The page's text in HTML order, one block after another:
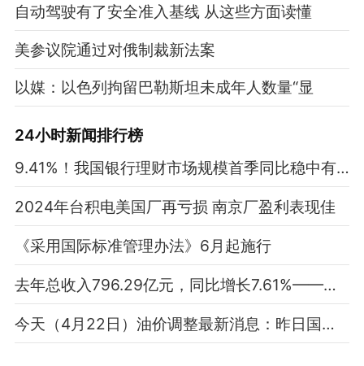
自动驾驶有了安全准入基线 从这些方面读懂
美参议院通过对俄制裁新法案
以媒：以色列拘留巴勒斯坦未成年人数量“显
24小时新闻排行榜
9.41%！我国银行理财市场规模首季同比稳中有增
2024年台积电美国厂再亏损 南京厂盈利表现佳
《采用国际标准管理办法》6月起施行
去年总收入796.29亿元，同比增长7.61%——演出市场释放消费新活力
今天（4月22日）油价调整最新消息：昨日国际油价显著下跌